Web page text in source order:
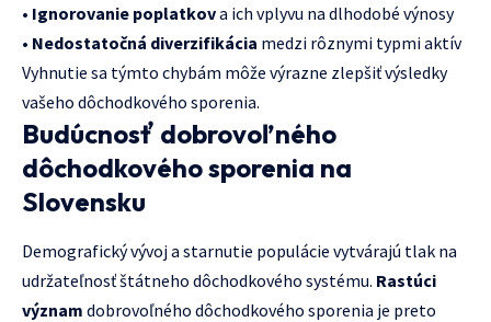
• Ignorovanie poplatkova ich vplyvu na dlhodobé výnosy
• Nedostatočná diverzifikácia medzi rôznymi typmi aktív
Vyhnutie sa týmto chybám môže výrazne zlepšiť výsledky
vašeho dôchodkového sporenia.
Budúcnosť dobrovoľného
dôchodkového sporenia na
Slovensku
Demografický vývoj a starnutie populácie vytvárajú tlak na
udržateľnosť štátneho dôchodkového systému. Rastúci
význam dobrovoľného dôchodkového sporenia je preto